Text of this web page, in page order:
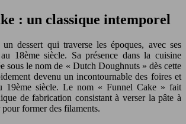
: un classique intemporel
dessert qui traverse les époques, avec ses
18ème siècle. Sa présence dans la cuisine
sous le nom de « Dutch Doughnuts » dès cette
devenu un incontournable des foires et
19ème siècle. Le nom « Funnel Cake » fait
de fabrication consistant à verser la pâte à
former des filaments.